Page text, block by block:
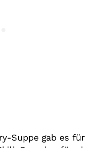
Suppe gab es für